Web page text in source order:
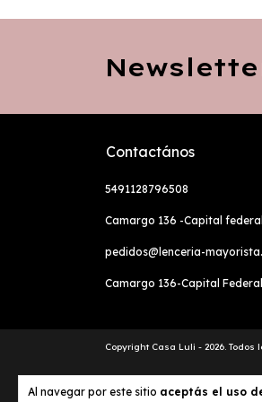
Al navegar por este sitio aceptás el uso
Contactános
5491128796508
Camargo 136 -Capital
pedidos@lenceria-
Camargo 136-Capital Federal
Copyright Casa Luli - 2026.